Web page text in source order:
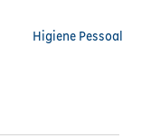
Higiene Pessoal